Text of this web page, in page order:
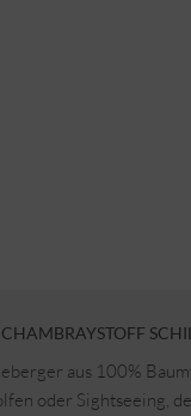
CHAMBRAYSTOFF
aus 100%
oder Sightseeing,